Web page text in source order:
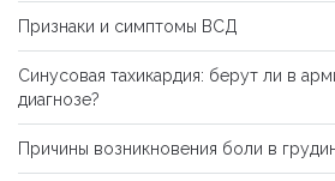
Признаки и симптомы ВСД
Синусовая тахикардия: берут ли в
диагнозе?
Причины возникновения боли в